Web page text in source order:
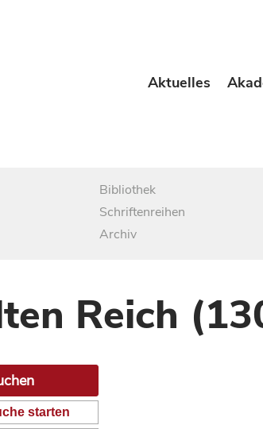
Aktuelles
Bibliothek
Schriftenreihen
Archiv
Reich
starten